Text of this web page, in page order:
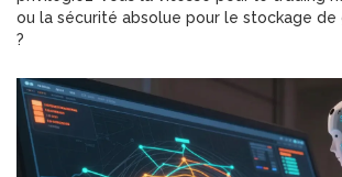
ou la sécurité absolue pour le stockage de
?